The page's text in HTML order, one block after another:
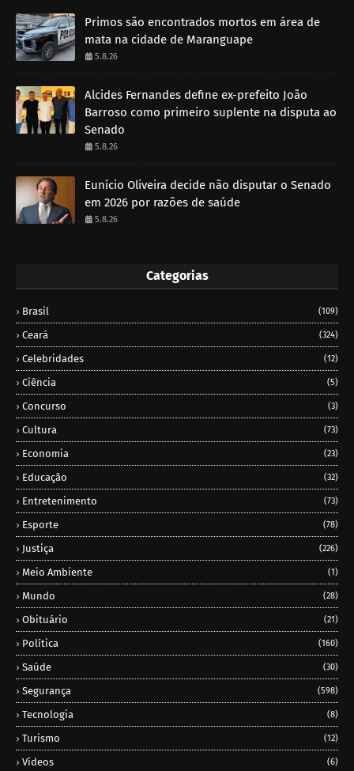
Primos são encontrados mortos em área de
mata na cidade de Maranguape
5.8.26
Alcides Fernandes define ex-prefeito João
Barroso como primeiro suplente na disputa ao
Senado
5.8.26
Eunício Oliveira decide não disputar o Senado
em 2026 por razões de saúde
5.8.26
Categorias
Brasil (109)
Ceará (324)
Celebridades (12)
Ciência (5)
Concurso (3)
Cultura (73)
Economia (23)
Educação (32)
Entretenimento (73)
Esporte (78)
Justiça (226)
Meio Ambiente (1)
Mundo (28)
Obituário (21)
Política (160)
Saúde (30)
Segurança (598)
Tecnologia (8)
Turismo (12)
Vídeos (6)